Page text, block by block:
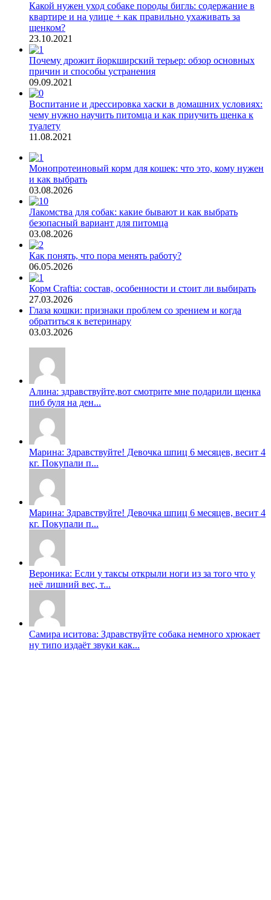
Какой нужен уход собаке породы бигль: содержание в
квартире и на улице + как правильно ухаживать за
щенком?
23.10.2021
Почему дрожит йоркширский терьер: обзор основных
причин и способы устранения
09.09.2021
Воспитание и дрессировка хаски в домашних условиях:
чему нужно научить питомца и как приучить щенка к
туалету
11.08.2021
Монопротеиновый корм для кошек: что это, кому нужен
и как выбрать
03.08.2026
Лакомства для собак: какие бывают и как выбрать
безопасный вариант для питомца
03.08.2026
Как понять, что пора менять работу?
06.05.2026
Корм Craftia: состав, особенности и стоит ли выбирать
27.03.2026
Глаза кошки: признаки проблем со зрением и когда
обратиться к ветеринару
03.03.2026
Алина: здравствуйте,вот смотрите мне подарили щенка
пиб буля на ден...
Марина: Здравствуйте! Девочка шпиц 6 месяцев, весит 4
кг. Покупали п...
Марина: Здравствуйте! Девочка шпиц 6 месяцев, весит 4
кг. Покупали п...
Вероника: Если у таксы открыли ноги из за того что у
неë лишний вес, т...
Самира иситова: Здравствуйте собака немного хрюкает
ну типо издаёт звуки как...